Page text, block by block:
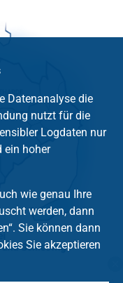
Datenanalyse die
nutzt für die
Logdaten nur
ein hoher
wie genau Ihre
werden, dann
Sie können dann
Sie akzeptieren